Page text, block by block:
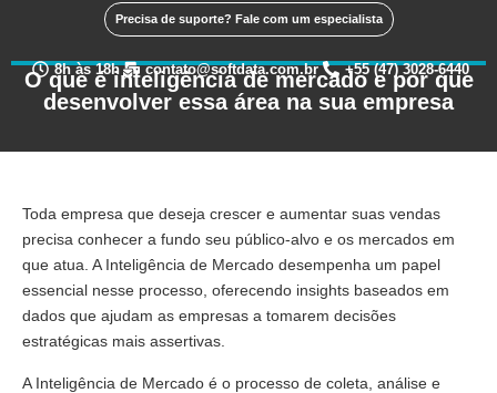
8h às 18h contato@softdata.com.br +55 (47) 3028-6440
Precisa de suporte? Fale com um especialista
O que é inteligência de mercado e por que
desenvolver essa área na sua empresa
Toda empresa que deseja crescer e aumentar suas vendas
precisa conhecer a fundo seu público-alvo e os mercados em
que atua. A Inteligência de Mercado desempenha um papel
essencial nesse processo, oferecendo insights baseados em
dados que ajudam as empresas a tomarem decisões
estratégicas mais assertivas.
A Inteligência de Mercado é o processo de coleta, análise e